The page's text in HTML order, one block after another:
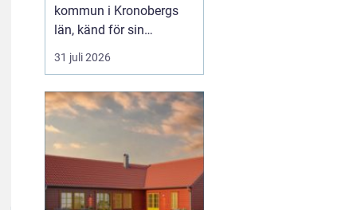
kommun i Kronobergs
län, känd för sin
exportorienterade
verkstadsindustri och
För den som söker ett
nytt hem erbjuder
Ljungby en rad
spännande alternativ i
form av lediga
lägenheter. Här utforskar
31 juli 2026